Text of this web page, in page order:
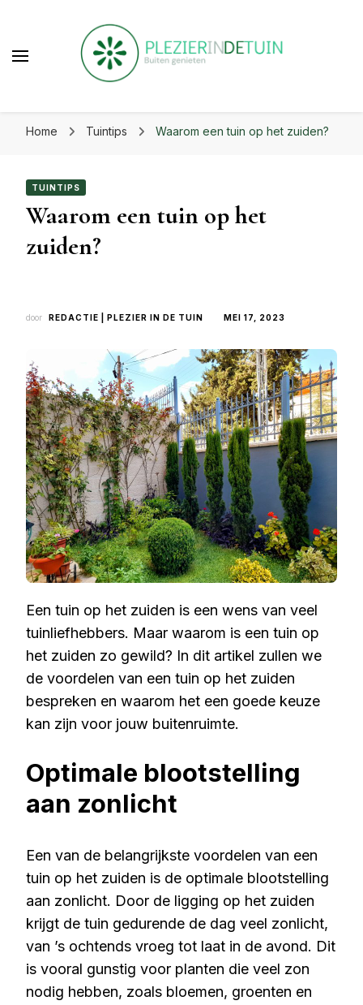
beste uit je tuin!
plezierindetuin.nl
Home Tuintips Waarom een tuin op het zuiden?
TUINTIPS
Waarom een tuin op het
zuiden?
door REDACTIE | PLEZIER IN DE TUIN MEI 17, 2023
Een tuin op het zuiden is een wens van veel
tuinliefhebbers. Maar waarom is een tuin op
het zuiden zo gewild? In dit artikel zullen we
de voordelen van een tuin op het zuiden
bespreken en waarom het een goede keuze
kan zijn voor jouw buitenruimte.
Optimale blootstelling
aan zonlicht
Een van de belangrijkste voordelen van een
tuin op het zuiden is de optimale blootstelling
aan zonlicht. Door de ligging op het zuiden
krijgt de tuin gedurende de dag veel zonlicht,
van ’s ochtends vroeg tot laat in de avond. Dit
is vooral gunstig voor planten die veel zon
nodig hebben, zoals bloemen, groenten en